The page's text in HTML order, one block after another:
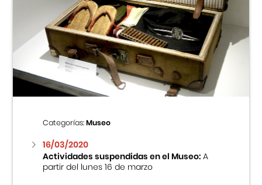
Categorías:Museo
16/03/2020
Actividades suspendidas en el Museo:A
partir del lunes 16 de marzo